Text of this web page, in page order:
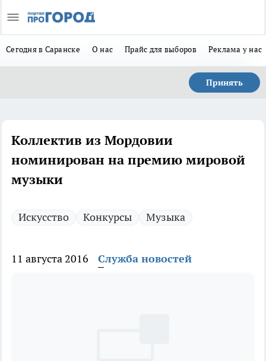
Сегодня в Саранске О нас Прайс для выборов Реклама у нас
Принять
Коллектив из Мордовии
номинирован на премию мировой
музыки
Искусство Конкурсы Музыка
11 августа 2016 Служба новостей